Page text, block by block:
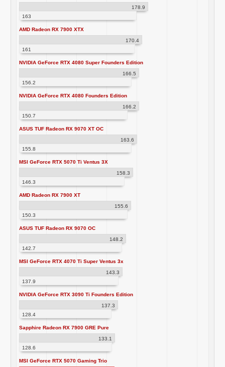
178.9
163
AMD Radeon RX 7900 XTX
170.4
161
NVIDIA GeForce RTX 4080 Super Founders Edition
166.5
156.2
NVIDIA GeForce RTX 4080 Founders Edition
166.2
150.7
ASUS TUF Radeon RX 9070 XT OC
163.6
155.8
MSI GeForce RTX 5070 Ti Ventus 3X
158.3
146.3
AMD Radeon RX 7900 XT
155.6
150.3
ASUS TUF Radeon RX 9070 OC
148.2
142.7
MSI GeForce RTX 4070 Ti Super Ventus 3x
143.3
137.9
NVIDIA GeForce RTX 3090 Ti Founders Edition
137.3
128.4
Sapphire Radeon RX 7900 GRE Pure
133.1
128.6
MSI GeForce RTX 5070 Gaming Trio